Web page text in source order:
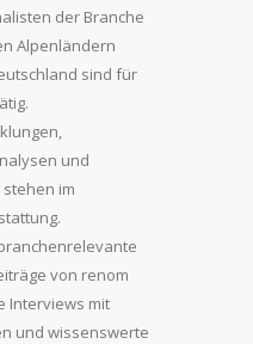
der Branche
Alpenländern
sind für
und
im
von renom
Interviews mit
und wissenswerte